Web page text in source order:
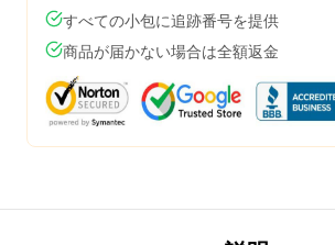
すべての小包に追跡番号を提供
商品が届かない場合は全額返金